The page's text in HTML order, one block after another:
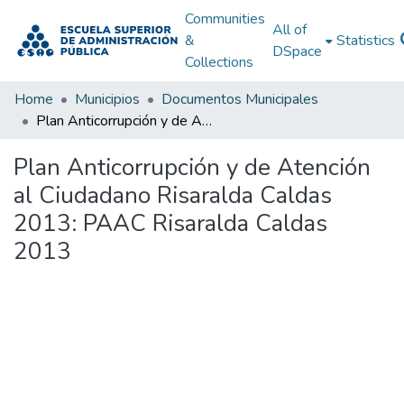
Communities
&
Collections
All of
DSpace
Statistics
Home Municipios
Documentos Municipales
Plan Anticorrupción y de Atención al Ciudadano Risaralda Caldas 2013: PAAC Risaralda Caldas 2013
Plan Anticorrupción y de Atención
al Ciudadano Risaralda Caldas
2013: PAAC Risaralda Caldas
2013